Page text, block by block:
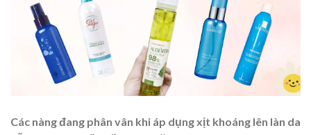
Các nàng đang phân vân khi áp dụng xịt khoáng lên làn da